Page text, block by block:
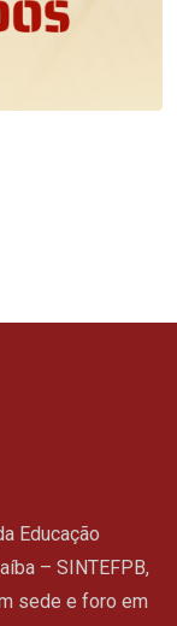
Educação
– SINTEFPB,
sede e foro em